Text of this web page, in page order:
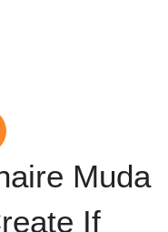
Muda
If